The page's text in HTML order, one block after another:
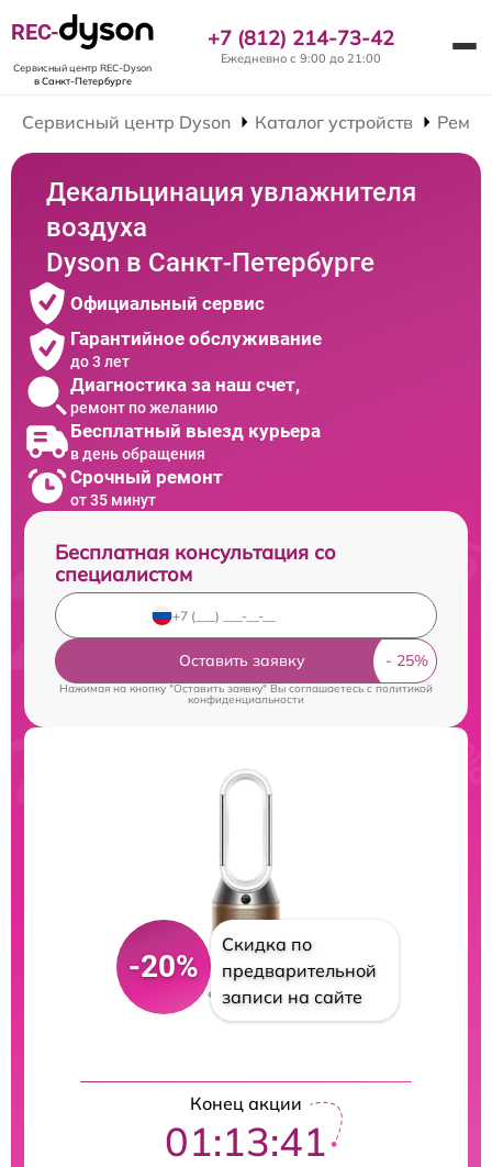
REC-
Сервисный центр REC-Dyson
в Санкт-Петербурге
+7 (812) 214-73-42
Ежедневно с 9:00 до 21:00
Сервисный центр Dyson Каталог устройств
Декальцинация увлажнителя
воздуха
Dyson в Санкт-Петербурге
Официальный сервис
Гарантийное обслуживание
до 3 лет
Диагностика за наш счет,
ремонт по желанию
Бесплатный выезд курьера
в день обращения
Срочный ремонт
от 35 минут
Бесплатная консультация со
специалистом
Оставить заявку
Нажимая на кнопку "Оставить заявку" Вы соглашаетесь cполитикой
конфиденциальности
-20%
Скидка по
предварительной
записи на сайте
Конец акции
01:13:41